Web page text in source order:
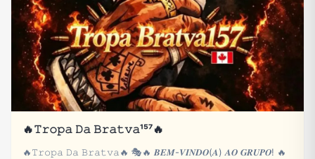
🔥𝚃𝚛𝚘𝚙𝚊 𝙳𝚊 𝙱𝚛𝚊𝚝𝚟𝚊¹⁵⁷🔥
🔥𝚃𝚛𝚘𝚙𝚊 𝙳𝚊 𝙱𝚛𝚊𝚝𝚟𝚊🔥 🎭🔥 𝑩𝑬𝑴-𝑽𝑰𝑵𝑫𝑶(𝑨) 𝑨𝑶 𝑮𝑹𝑼𝑷𝑶! 🔥